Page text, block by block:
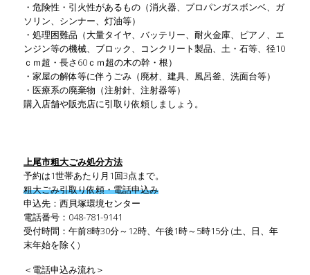
・危険性・引火性があるもの（消火器、プロパンガスボンベ、ガ
ソリン、シンナー、灯油等）
・処理困難品（大量タイヤ、バッテリー、耐火金庫、ピアノ、エ
ンジン等の機械、ブロック、コンクリート製品、土・石等、径10
ｃｍ超・長さ60ｃｍ超の木の幹・根）
・家屋の解体等に伴うごみ（廃材、建具、風呂釜、洗面台等）
・医療系の廃棄物（注射針、注射器等）
購入店舗や販売店に引取り依頼しましょう。
上尾市粗大ごみ処分方法
予約は1世帯あたり月1回3点まで。
粗大ごみ引取り依頼・電話申込み
申込先：西貝塚環境センター
電話番号：048-781-9141
受付時間：午前8時30分～12時、午後1時～5時15分 (土、日、年
末年始を除く)
＜電話申込み流れ＞